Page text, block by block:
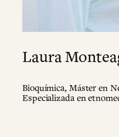
Laura
Bioquímica, Máster en
Especializada en